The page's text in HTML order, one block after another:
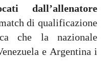
dall’allenatore
di qualificazione
che la nazionale
e Argentina i